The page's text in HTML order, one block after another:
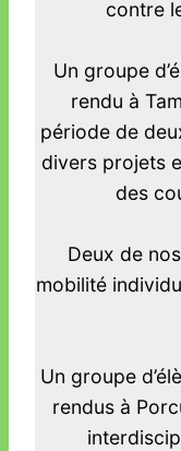
contre
Un groupe
rendu à
période de
divers projets
des
Deux de
mobilité
Un groupe
rendus à